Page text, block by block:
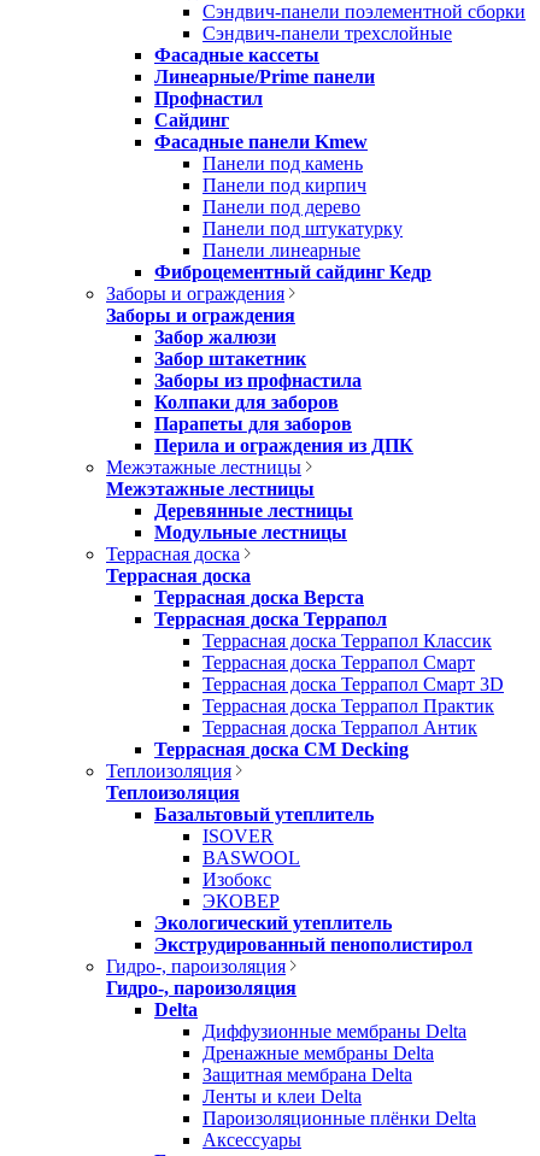
Сэндвич-панели поэлементной сборки
Сэндвич-панели трехслойные
Фасадные кассеты
Линеарные/Prime панели
Профнастил
Сайдинг
Фасадные панели Kmew
Панели под камень
Панели под кирпич
Панели под дерево
Панели под штукатурку
Панели линеарные
Фиброцементный сайдинг Кедр
Заборы и ограждения
Заборы и ограждения
Забор жалюзи
Забор штакетник
Заборы из профнастила
Колпаки для заборов
Парапеты для заборов
Перила и ограждения из ДПК
Межэтажные лестницы
Межэтажные лестницы
Деревянные лестницы
Модульные лестницы
Террасная доска
Террасная доска
Террасная доска Верста
Террасная доска Террапол
Террасная доска Террапол Классик
Террасная доска Террапол Смарт
Террасная доска Террапол Смарт 3D
Террасная доска Террапол Практик
Террасная доска Террапол Антик
Террасная доска CM Decking
Теплоизоляция
Теплоизоляция
Базальтовый утеплитель
ISOVER
BASWOOL
Изобокс
ЭКОВЕР
Экологический утеплитель
Экструдированный пенополистирол
Гидро-, пароизоляция
Гидро-, пароизоляция
Delta
Диффузионные мембраны Delta
Дренажные мембраны Delta
Защитная мембрана Delta
Ленты и клеи Delta
Пароизоляционные плёнки Delta
Аксессуары